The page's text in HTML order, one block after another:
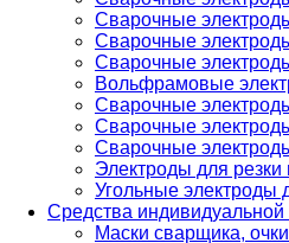
Сварочные
Сварочные
Сварочные
Вольфрамовые
Сварочные
Сварочные
Сварочные
Электроды для резки
Угольные электроды
Средства
Маски сварщика,